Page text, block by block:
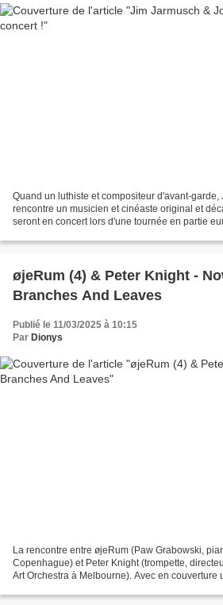
Quand un luthiste et compositeur d'avant-garde,
rencontre un musicien et cinéaste original et
seront en concert lors d'une tournée en partie
øjeRum (4) & Peter Knight -
Branches And Leaves
Publié le 11/03/2025 à 10:15
Par Dionys
La rencontre entre øjeRum (Paw Grabowski,
Copenhague) et Peter Knight (trompette,
Art Orchestra à Melbourne). Avec en couverture